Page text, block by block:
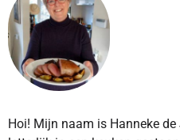
Hoi! Mijn naam is Hanneke